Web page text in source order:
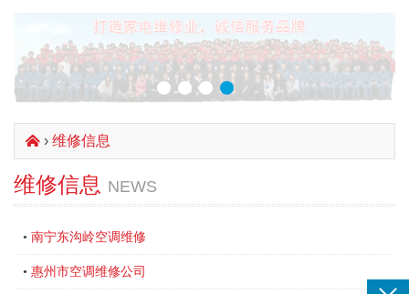
󰄫 › 维修信息
维修信息 NEWS
• 南宁东沟岭空调维修
• 惠州市空调维修公司